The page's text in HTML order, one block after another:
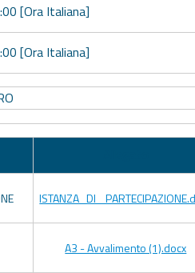
[Ora Italiana]
[Ora Italiana]
ISTANZA_DI
A3 - Avvalimento (1).docx